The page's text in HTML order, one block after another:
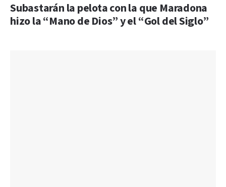
Subastarán la pelota con la que Maradona
hizo la “Mano de Dios” y el “Gol del Siglo”